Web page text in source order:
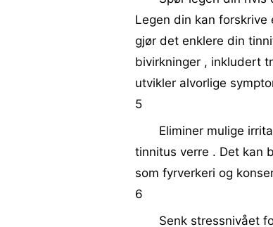
Legen din kan
gjør det enklere din
bivirkninger , inkludert
utvikler alvorlige
5
Eliminer mulige
tinnitus verre . Det kan
som fyrverkeri og
6
Senk stressnivået